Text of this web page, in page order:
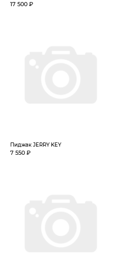
17 500 ₽
Пиджак JERRY KEY
7 550 ₽